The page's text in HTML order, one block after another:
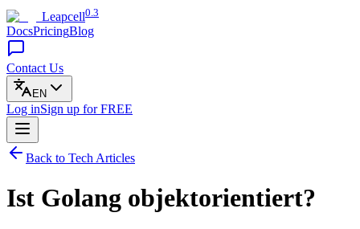
Leapcell0.3
DocsPricingBlog
Contact Us
EN
Log inSign up for FREE
Back to Tech Articles
Ist Golang objektorientiert?